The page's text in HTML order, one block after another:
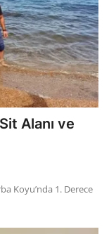
Alanı ve
Koyu’nda 1. Derece